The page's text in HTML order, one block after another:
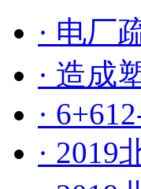
· 电厂
· 造成
· 6+6
· 2019